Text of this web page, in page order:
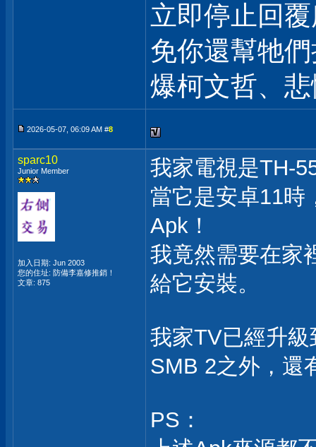
立即停止回
免你還幫牠
爆柯文哲、
2026-05-07, 06:09 AM #8
sparc10
Junior Member
加入日期: Jun 2003
您的住址: 防備李嘉修推銷！
文章: 875
我家電視是TH-
當它是安卓11時
Apk！
我竟然需要在家
給它安裝。
我家TV已經升
SMB 2之外，還
PS：